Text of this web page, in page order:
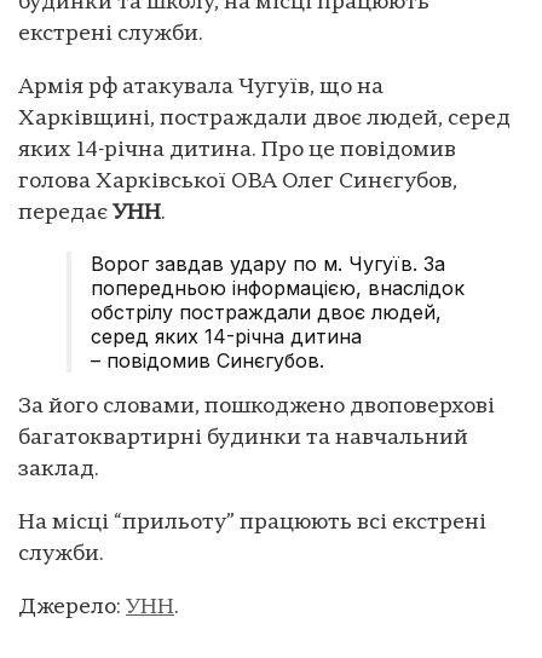
екстрені служби.
Армія рф атакувала Чугуїв, що на
Харківщині, постраждали двоє людей, серед
яких 14-річна дитина. Про це повідомив
голова Харківської ОВА Олег Синєгубов,
передає УНН.
Ворог завдав удару по м. Чугуїв. За
попередньою інформацією, внаслідок
обстрілу постраждали двоє людей,
серед яких 14-річна дитина
– повідомив Синєгубов.
За його словами, пошкоджено двоповерхові
багатоквартирні будинки та навчальний
заклад.
На місці “прильоту” працюють всі екстрені
служби.
Джерело: УНН.